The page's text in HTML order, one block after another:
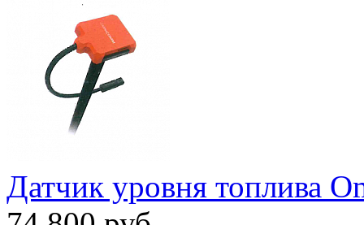
Датчик уровня топлива